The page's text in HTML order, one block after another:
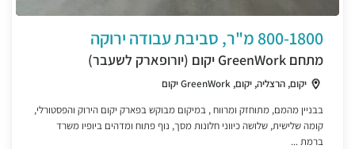
800-1800 מ"ר, סביבת עבודה ירוקה
מתחם GreenWork יקום (יורופארק לשעבר)
יקום, הרצליה, יקום, GreenWork יקום
בבניין מהמם, מתוחזק ומרווח , במיקום מבוקש בפארק יקום הירוק והפסטורלי,
קומה שלישית, שלושה כיווני חלונות מסך, נוף פתוח ומדהים ביופיו משרד
ברמת ...